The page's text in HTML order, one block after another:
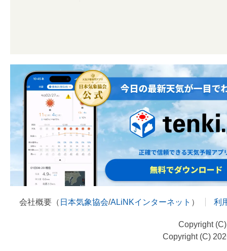
会社概要（ 日本気象協会/ALiNKインターネット ） 利
Copyright
Copyright (C)